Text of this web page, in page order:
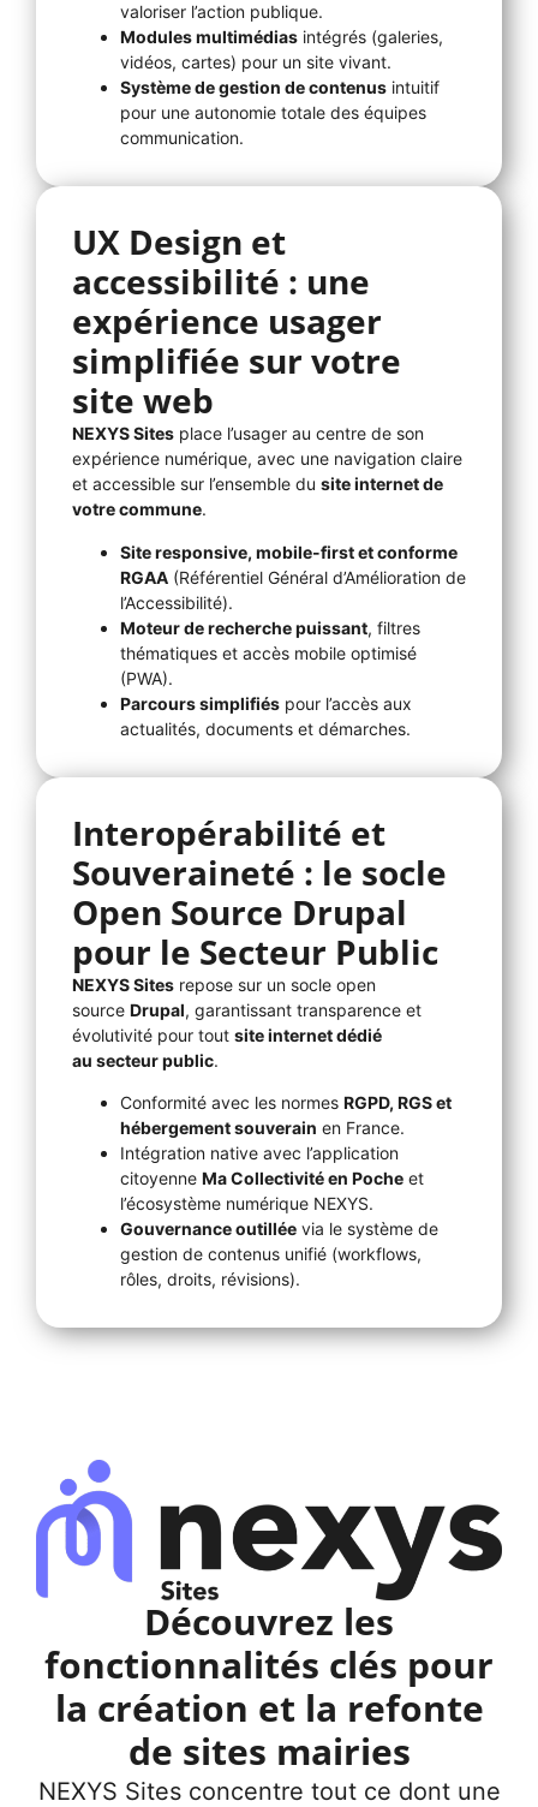
valoriser l’action publique.
Modules multimédias intégrés (galeries,
vidéos, cartes) pour un site vivant.
Système de gestion de contenus intuitif
pour une autonomie totale des équipes
communication.
UX Design et
accessibilité : une
expérience usager
simplifiée sur votre
site web
NEXYS Sites place l’usager au centre de son
expérience numérique, avec une navigation claire
et accessible sur l’ensemble du site internet de
votre commune.
Site responsive, mobile-first et conforme
RGAA (Référentiel Général d’Amélioration de
l’Accessibilité).
Moteur de recherche puissant, filtres
thématiques et accès mobile optimisé
(PWA).
Parcours simplifiés pour l’accès aux
actualités, documents et démarches.
Interopérabilité et
Souveraineté : le socle
Open Source Drupal
pour le Secteur Public
NEXYS Sites repose sur un socle open
source Drupal, garantissant transparence et
évolutivité pour tout site internet dédié
au secteur public.
Conformité avec les normes RGPD, RGS et
hébergement souverain en France.
Intégration native avec l’application
citoyenne Ma Collectivité en Poche et
l’écosystème numérique NEXYS.
Gouvernance outillée via le système de
gestion de contenus unifié (workflows,
rôles, droits, révisions).
Découvrez les
fonctionnalités clés pour
la création et la refonte
de sites mairies
NEXYS Sites concentre tout ce dont une